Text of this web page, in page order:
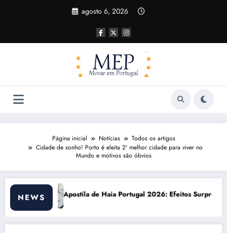
agosto 6, 2026
Página inicial Notícias
Todos os artigos
Cidade de sonho! Porto é eleita 2ª melhor cidade para viver no
Mundo e motivos são óbvios
NEWS
2026: Efeitos Surpreendentes e OportunidadesCusto de vida em